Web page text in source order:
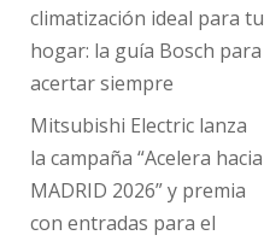
climatización ideal para tu
hogar: la guía Bosch para
acertar siempre
Mitsubishi Electric lanza
la campaña “Acelera hacia
MADRID 2026” y premia
con entradas para el